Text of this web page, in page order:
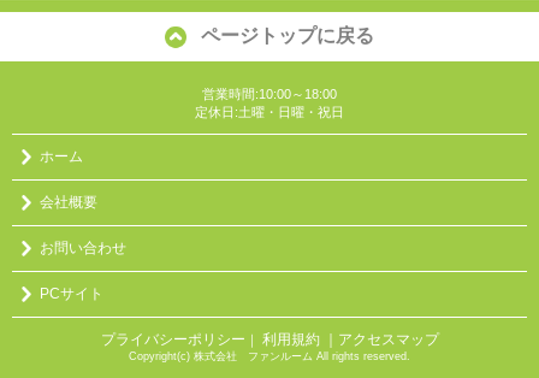
ページトップに戻る
営業時間:10:00～18:00
定休日:土曜・日曜・祝日
ホーム
会社概要
お問い合わせ
PCサイト
プライバシーポリシー ｜ 利用規約 ｜アクセスマップ
Copyright(c) 株式会社 ファンルーム All rights reserved.